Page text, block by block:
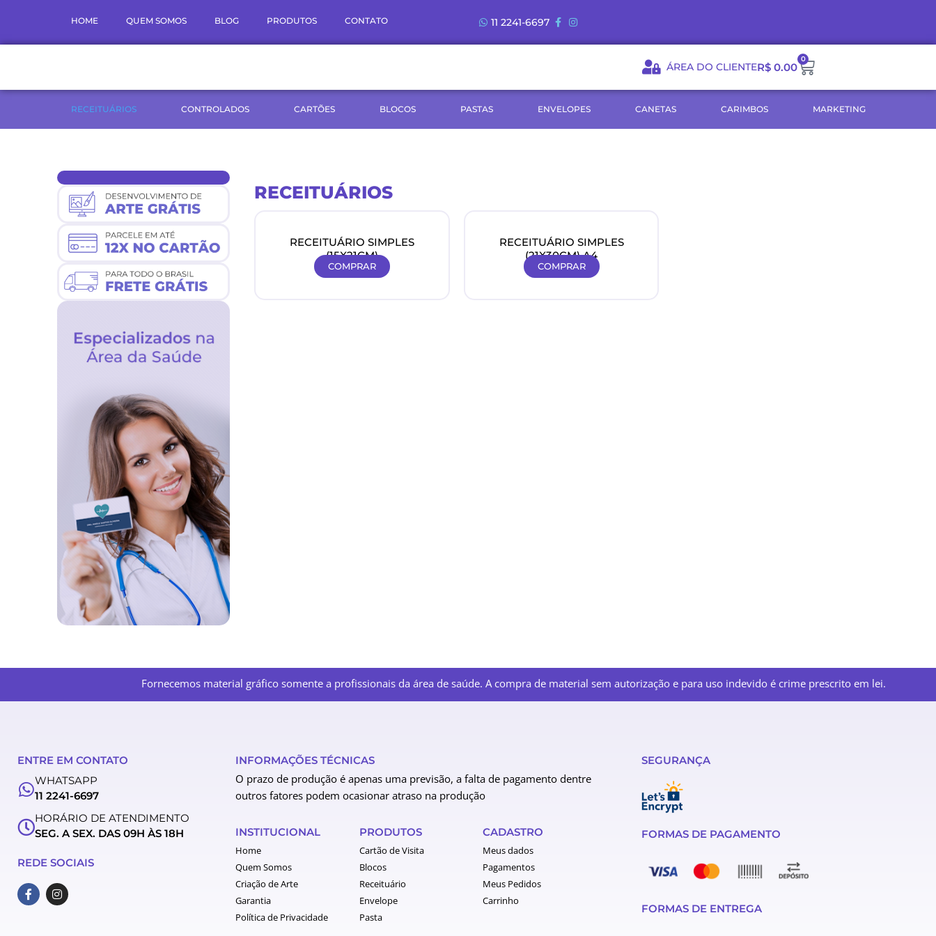
o
HOME QUEM SOMOS BLOG PRODUTOS CONTATO 11 2241-6697
ÁREA DO CLIENTER$ 0.00
0
Carrinho
RECEITUÁRIOS CONTROLADOS CARTÕES BLOCOS PASTAS ENVELOPES CANETAS CARIMBOS MARKETING
RECEITUÁRIOS
RECEITUÁRIO SIMPLES
(15X21CM)
COMPRAR
RECEITUÁRIO SIMPLES
(21X30CM) A4
COMPRAR
Fornecemos material gráfico somente a profissionais da área de saúde. A compra de material sem autorização e para uso indevido é crime prescrito em lei.
ENTRE EM CONTATO
WHATSAPP
11 2241-6697
HORÁRIO DE ATENDIMENTO
SEG. A SEX. DAS 09H ÀS 18H
REDE SOCIAIS
F
a
c
I
n
s
INFORMAÇÕES TÉCNICAS
O prazo de produção é apenas uma previsão, a falta de pagamento dentre
outros fatores podem ocasionar atraso na produção
INSTITUCIONAL
Home
Quem Somos
Criação de Arte
Garantia
Política de Privacidade
PRODUTOS
Cartão de Visita
Blocos
Receituário
Envelope
Pasta
CADASTRO
Meus dados
Pagamentos
Meus Pedidos
Carrinho
SEGURANÇA
FORMAS DE PAGAMENTO
FORMAS DE ENTREGA